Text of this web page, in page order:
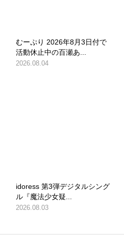
むーぷり 2026年8月3日付で
活動休止中の百瀬あ...
2026.08.04
idoress 第3弾デジタルシング
ル『魔法少女疑...
2026.08.03